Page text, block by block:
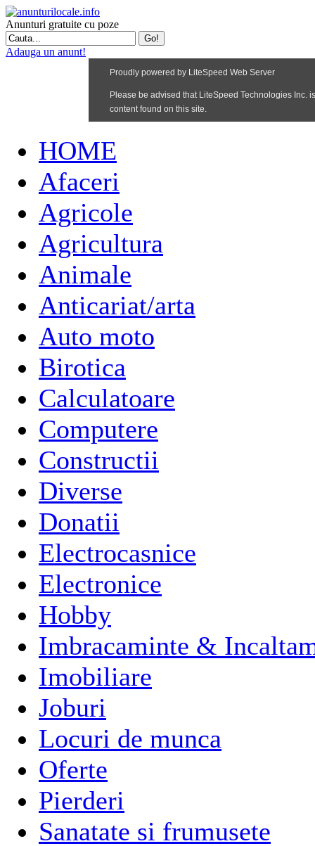
Anunturi gratuite cu poze
Adauga un anunt!
HOME
Afaceri
Agricole
Agricultura
Animale
Anticariat/arta
Auto moto
Birotica
Calculatoare
Computere
Constructii
Diverse
Donatii
Electrocasnice
Electronice
Hobby
Imbracaminte &
Imobiliare
Joburi
Locuri de munca
Oferte
Pierderi
Sanatate si frumusete